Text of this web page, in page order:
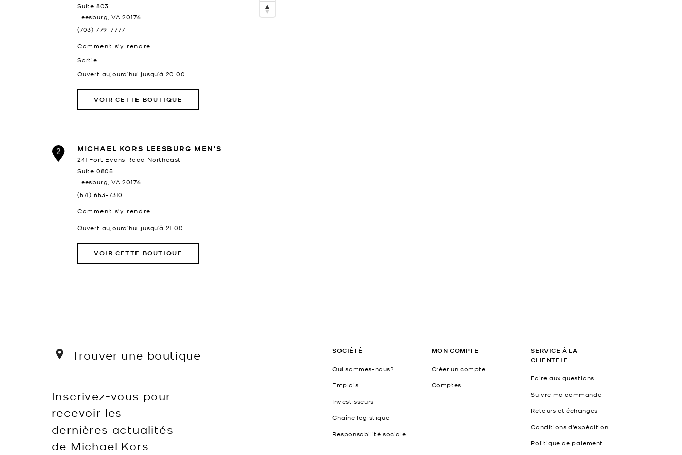
Suite 803
Leesburg VA 20176
(703) 779-7777
Comment s'y rendre
Sortie
Ouvert aujourd’hui jusqu’à 20:00
VOIR CETTE BOUTIQUE
2 MICHAEL KORS LEESBURG MEN'S
241 Fort Evans Road Northeast
Suite 0805
Leesburg VA 20176
(571) 653-7310
Comment s'y rendre
Ouvert aujourd’hui jusqu’à 21:00
VOIR CETTE BOUTIQUE
Trouver une boutique
Inscrivez-vous pour
recevoir les
dernières actualités
de Michael Kors
SOCIÉTÉ
Qui sommes-nous?
Emplois
Investisseurs
Chaîne logistique
Responsabilité sociale
MON COMPTE
Créer un compte
Comptes
SERVICE À LA
CLIENTELE
Foire aux questions
Suivre ma commande
Retours et échanges
Conditions d'expédition
Politique de paiement